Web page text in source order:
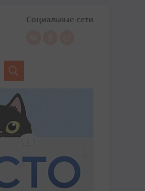
Социальные сети